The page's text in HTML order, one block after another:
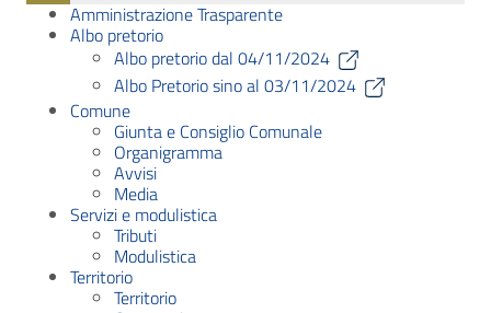
Amministrazione Trasparente
Albo pretorio
Albo pretorio dal 04/11/2024
Albo Pretorio sino al 03/11/2024
Comune
Giunta e Consiglio Comunale
Organigramma
Avvisi
Media
Servizi e modulistica
Tributi
Modulistica
Territorio
Territorio